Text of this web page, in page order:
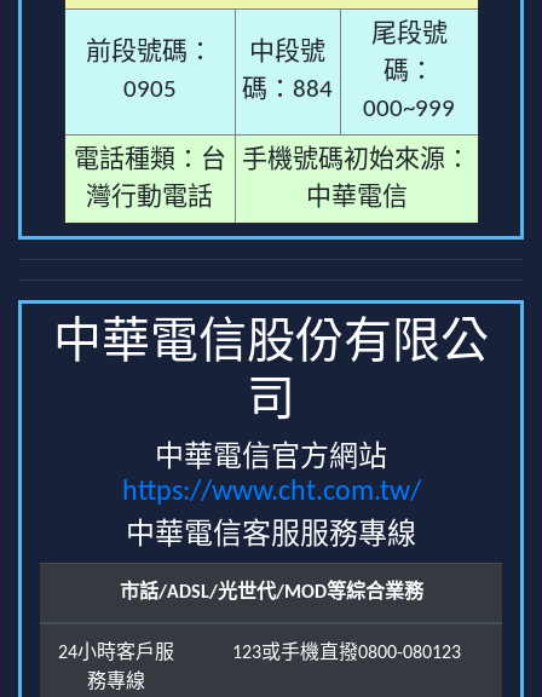
前段號碼：
0905
中段號
碼：884
尾段號
碼：
000~999
電話種類：台
灣行動電話
手機號碼初始來源：
中華電信
中華電信股份有限公
司
中華電信官方網站
https://www.cht.com.tw/
中華電信客服服務專線
市話/ADSL/光世代/MOD等綜合業務
24小時客戶服
務專線
123或手機直撥0800-080123